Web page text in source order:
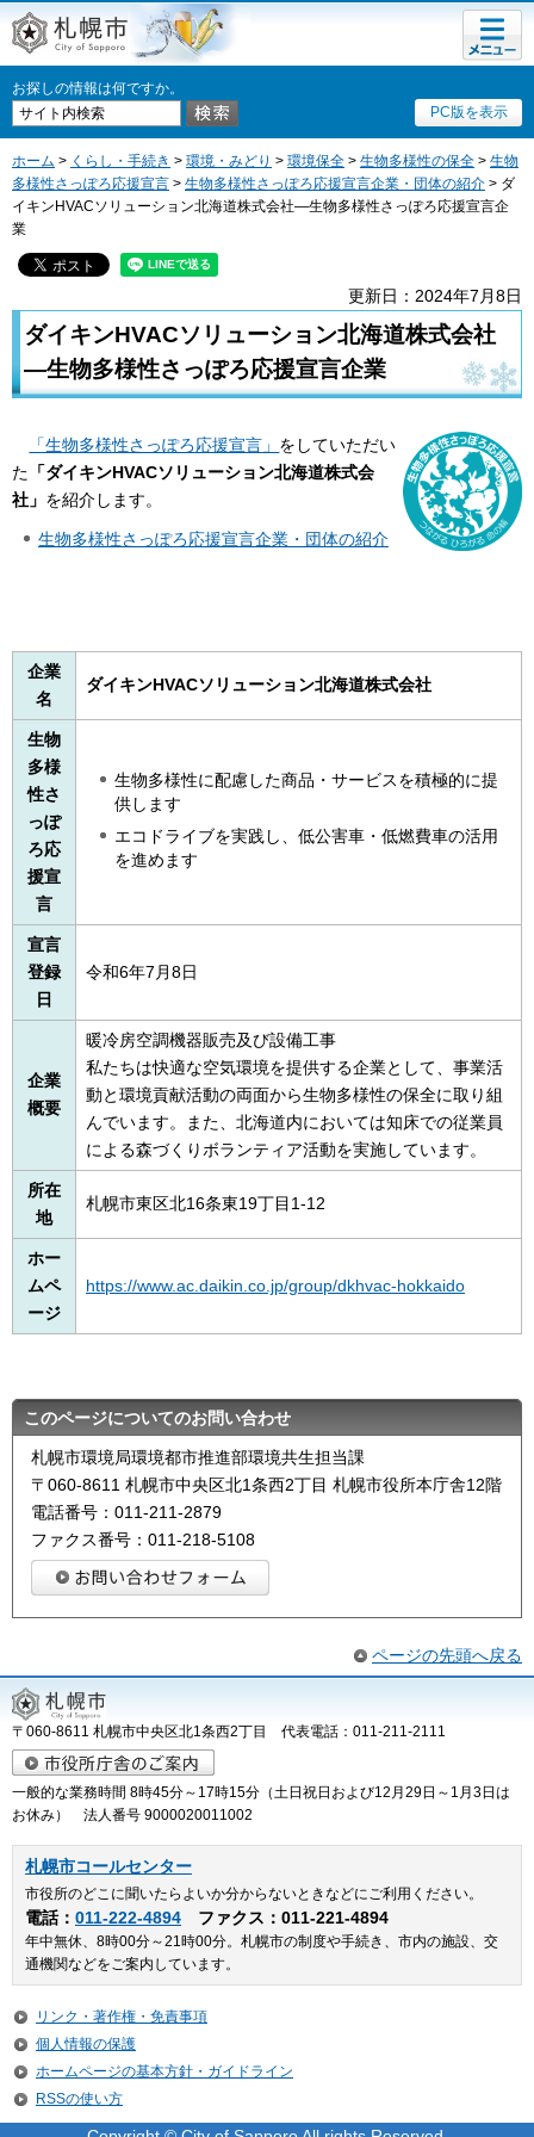
札幌市
お探しの情報は何ですか。
PC版を表示
メニュ
ー
ホーム > くらし・手続き > 環境・みどり > 環境保全 > 生物多様性の保全 > 生物
多様性さっぽろ応援宣言 > 生物多様性さっぽろ応援宣言企業・団体の紹介 > ダ
イキンHVACソリューション北海道株式会社―生物多様性さっぽろ応援宣言企
業
更新日：2024年7月8日
ダイキンHVACソリューション北海道株式会社
―生物多様性さっぽろ応援宣言企業
「生物多様性さっぽろ応援宣言」 をしていただい
た 「ダイキンHVACソリューション北海道株式会
社」 を紹介します。
生物多様性さっぽろ応援宣言企業・団体の紹介
企業
名
ダイキンHVACソリューション北海道株式会社​​​​​​​
生物
多様
性さ
っぽ
ろ応
援宣
言
生物多様性に配慮した商品・サービスを積極的に提
供します
エコドライブを実践し、低公害車・低燃費車の活用
を進めます
宣言
登録
日
令和6年7月8日
企業
概要
暖冷房空調機器販売及び設備工事
私たちは快適な空気環境を提供する企業として、事業活
動と環境貢献活動の両面から生物多様性の保全に取り組
んでいます。また、北海道内においては知床での従業員
による森づくりボランティア活動を実施しています。
所在
地
札幌市東区北16条東19丁目1-12
ホー
ムペ
ージ
https://www.ac.daikin.co.jp/group/dkhvac-hokkaido
このページについてのお問い合わせ
札幌市環境局環境都市推進部環境共生担当課
〒060-8611 札幌市中央区北1条西2丁目 札幌市役所本庁舎12階
電話番号：011-211-2879
ファクス番号：011-218-5108
ページの先頭へ戻る
〒060-8611 札幌市中央区北1条西2丁目 代表電話：011-211-2111
一般的な業務時間 8時45分～17時15分（土日祝日および12月29日～1月3日は
お休み） 法人番号 9000020011002
札幌市コールセンター
市役所のどこに聞いたらよいか分からないときなどにご利用ください。
電話： 011-222-4894 ファクス：011-221-4894
年中無休、8時00分～21時00分。札幌市の制度や手続き、市内の施設、交
通機関などをご案内しています。
リンク・著作権・免責事項
個人情報の保護
ホームページの基本方針・ガイドライン
RSSの使い方